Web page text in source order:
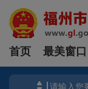
首页 最美窗口